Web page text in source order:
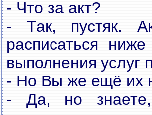
- Что за акт?
- Так, пустяк.
расписаться
выполнения услуг
- Но Вы же ещё их
- Да, но знаете,